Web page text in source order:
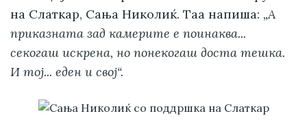
на Слаткар, Сања Николиќ. Таа напиша: „А
приказната зад камерите е поинаква...
секогаш искрена, но понекогаш доста тешка.
И тој... еден и свој“.